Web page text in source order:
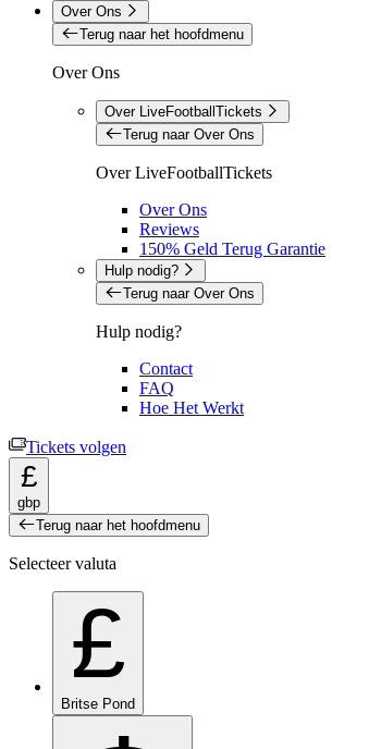
Over Ons
Terug naar het hoofdmenu
Over Ons
Over LiveFootballTickets
Terug naar Over Ons
Over LiveFootballTickets
Over Ons
Reviews
150% Geld Terug Garantie
Hulp nodig?
Terug naar Over Ons
Hulp nodig?
Contact
FAQ
Hoe Het Werkt
Tickets volgen
£
gbp
Terug naar het hoofdmenu
Selecteer valuta
£
Britse Pond